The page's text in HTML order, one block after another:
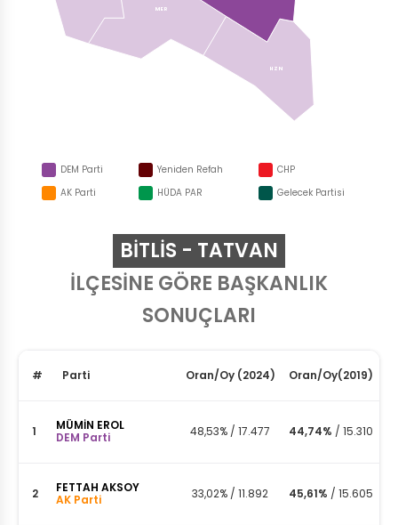
HZN
MER
DEM Parti
AK Parti
Yeniden Refah
HÜDA PAR
CHP
Gelecek Partisi
BITLIS - TATVAN
İLÇESİNE GÖRE BAŞKANLIK
SONUÇLARI
# Parti Oran/Oy (2024) Oran/Oy(2019)
1
MÜMİN EROL
DEM Parti
48,53% / 17.477 44,74% / 15.310
2
FETTAH AKSOY
AK Parti
33,02% / 11.892 45,61% / 15.605